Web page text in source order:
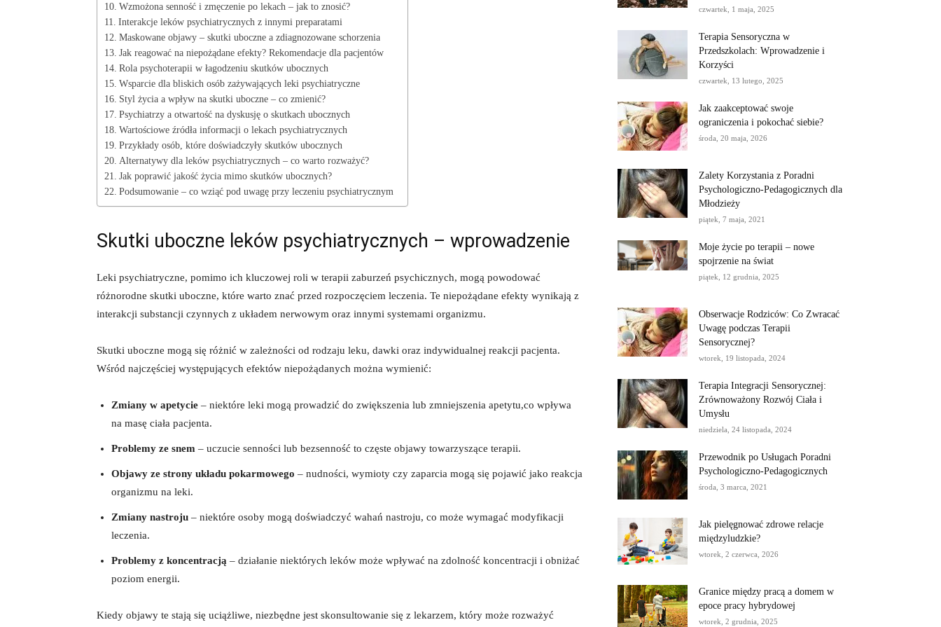
Wzmożona⁣ senność i zmęczenie po lekach – jak to znosić?
Interakcje leków ‍psychiatrycznych z innymi preparatami
Maskowane‌ objawy – ​skutki uboczne a‌ zdiagnozowane schorzenia
Jak reagować na niepożądane efekty? Rekomendacje dla pacjentów
Rola psychoterapii ⁢w⁤ łagodzeniu skutków ubocznych
Wsparcie dla bliskich osób zażywających leki psychiatryczne
Styl życia⁢ a wpływ na skutki uboczne‌ – ​co ⁢zmienić?
Psychiatrzy a⁣ otwartość na ⁢dyskusję o ⁤skutkach ubocznych
Wartościowe źródła ‍informacji o ​lekach ‍psychiatrycznych
Przykłady osób, które doświadczyły skutków ubocznych
Alternatywy dla leków‍ psychiatrycznych – ‌co ⁤warto⁣ rozważyć?
Jak ​poprawić jakość życia‌ mimo skutków ubocznych?
Podsumowanie‌ –​ co ⁣wziąć pod uwagę przy leczeniu⁤ psychiatrycznym
Skutki uboczne⁤ leków psychiatrycznych ​– wprowadzenie
Leki psychiatryczne, pomimo ich kluczowej⁤ roli w terapii zaburzeń psychicznych, ‍mogą powodować
⁤różnorodne ‍skutki uboczne, które ⁢warto znać przed rozpoczęciem leczenia. Te‍ niepożądane efekty wynikają z
interakcji⁤ substancji​ czynnych z układem nerwowym oraz innymi systemami organizmu.
Skutki uboczne mogą ⁤się​ różnić w zależności od ⁤rodzaju ‍leku, ‌dawki oraz indywidualnej reakcji pacjenta.
Wśród najczęściej występujących efektów⁢ niepożądanych można⁢ wymienić:
Zmiany w ⁣apetycie – niektóre leki ​mogą prowadzić do zwiększenia lub zmniejszenia ⁣apetytu,co wpływa​
na masę ciała ⁤pacjenta.
Problemy ze ⁢snem – uczucie senności lub ⁣bezsenność to częste objawy towarzyszące ‍terapii.
Objawy ⁢ze strony układu pokarmowego – nudności, wymioty ⁤czy zaparcia ‍mogą się pojawić ​jako reakcja
organizmu na leki.
Zmiany nastroju – niektóre osoby mogą⁣ doświadczyć wahań nastroju,⁣ co może wymagać modyfikacji
leczenia.
Problemy z koncentracją – działanie ⁢niektórych ⁤leków może wpływać ‌na‍ zdolność koncentracji ‍i obniżać
poziom energii.
Kiedy⁤ objawy te stają się uciążliwe, niezbędne⁣ jest skonsultowanie⁣ się‌ z lekarzem, ‍który może rozważyć
czwartek, 1 maja, 2025
Terapia Sensoryczna w
Przedszkolach: Wprowadzenie i
Korzyści
czwartek, 13 lutego, 2025
Jak zaakceptować swoje
ograniczenia i pokochać siebie?
środa, 20 maja, 2026
Zalety Korzystania z Poradni
Psychologiczno-Pedagogicznych dla
Młodzieży
piątek, 7 maja, 2021
Moje życie po terapii – nowe
spojrzenie na świat
piątek, 12 grudnia, 2025
Obserwacje Rodziców: Co Zwracać
Uwagę podczas Terapii
Sensorycznej?
wtorek, 19 listopada, 2024
Terapia Integracji Sensorycznej:
Zrównoważony Rozwój Ciała i
Umysłu
niedziela, 24 listopada, 2024
Przewodnik po Usługach Poradni
Psychologiczno-Pedagogicznych
środa, 3 marca, 2021
Jak pielęgnować zdrowe relacje
międzyludzkie?
wtorek, 2 czerwca, 2026
Granice między pracą a domem w
epoce pracy hybrydowej
wtorek, 2 grudnia, 2025